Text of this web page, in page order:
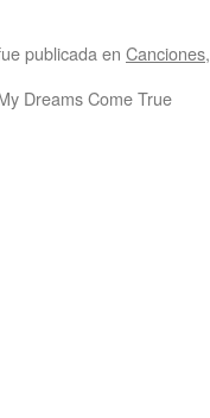
publicada en Canciones,
Dreams Come True